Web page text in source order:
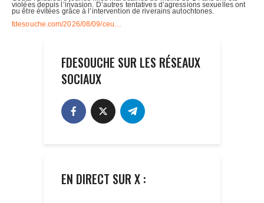
FDESOUCHE SUR LES RÉSEAUX
SOCIAUX
EN DIRECT SUR X :